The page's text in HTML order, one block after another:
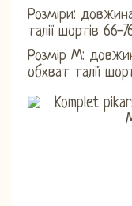
Розміри:
талії шортів 66-
Розмір М:
обхват талії